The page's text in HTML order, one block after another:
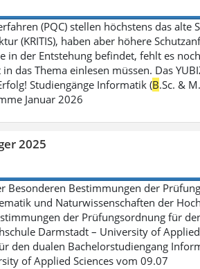
(PQC) stellen höchstens das
(KRITIS), haben aber höhere
in der Entstehung befindet, fehlt es
das Thema einlesen müssen. Das
Studiengänge Informatik (B.Sc. &
Januar 2026
2025
Besonderen Bestimmungen der
und Naturwissenschaften der
der Prüfungsordnung für
Darmstadt – University of
den dualen Bachelorstudiengang
of Applied Sciences vom 09.07